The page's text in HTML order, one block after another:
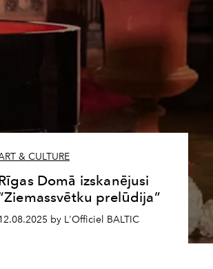
& CULTURE
Domā izskanējusi
prelūdija”
by L'Officiel BALTIC